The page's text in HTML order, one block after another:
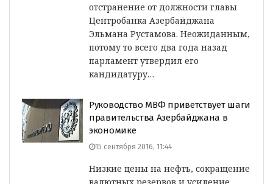
отстранение от должности главы
Центробанка Азербайджана
Эльмана Рустамова. Неожиданным,
потому то всего два года назад
парламент утвердил его
кандидатуру…
Руководство МВФ приветствует шаги
правительства Азербайджана в
экономике
15 сентября 2016, 11:44
Низкие цены на нефть, сокращение